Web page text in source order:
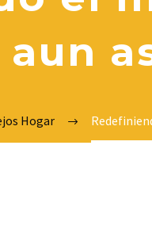
aun
Hogar